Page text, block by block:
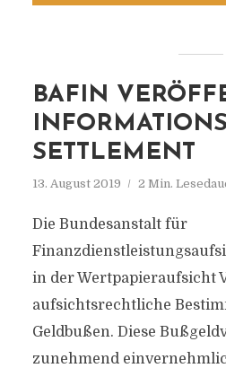
BAFIN
SETTLEMENT
13. August 2019 2 Min.
Die Bundesanstalt für
in der Wertpapieraufsicht
aufsichtsrechtliche
Geldbußen. Diese
zunehmend